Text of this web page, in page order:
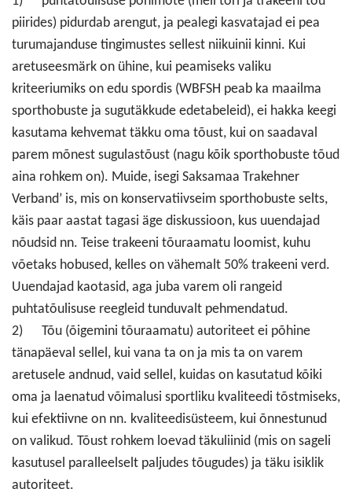
piirides) pidurdab arengut, ja pealegi kasvatajad ei pea
turumajanduse tingimustes sellest niikuinii kinni. Kui
aretuseesmärk on ühine, kui peamiseks valiku
kriteeriumiks on edu spordis (WBFSH peab ka maailma
sporthobuste ja sugutäkkude edetabeleid), ei hakka keegi
kasutama kehvemat täkku oma tõust, kui on saadaval
parem mõnest sugulastõust (nagu kõik sporthobuste tõud
aina rohkem on). Muide, isegi Saksamaa Trakehner
Verband’ is, mis on konservatiivseim sporthobuste selts,
käis paar aastat tagasi äge diskussioon, kus uuendajad
nõudsid nn. Teise trakeeni tõuraamatu loomist, kuhu
võetaks hobused, kelles on vähemalt 50% trakeeni verd.
Uuendajad kaotasid, aga juba varem oli rangeid
puhtatõulisuse reegleid tunduvalt pehmendatud.
2) Tõu (õigemini tõuraamatu) autoriteet ei põhine
tänapäeval sellel, kui vana ta on ja mis ta on varem
aretusele andnud, vaid sellel, kuidas on kasutatud kõiki
oma ja laenatud võimalusi sportliku kvaliteedi tõstmiseks,
kui efektiivne on nn. kvaliteedisüsteem, kui õnnestunud
on valikud. Tõust rohkem loevad täkuliinid (mis on sageli
kasutusel paralleelselt paljudes tõugudes) ja täku isiklik
autoriteet.